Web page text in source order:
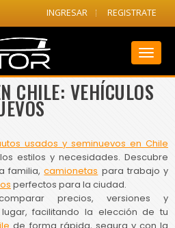
INGRESAR REGISTRATE
CHILE: VEHÍCULOS
usados y seminuevos en Chile
estilos y necesidades. Descubre
familia,camionetas para trabajo y
perfectos para la ciudad.
precios, versiones y
facilitando la elección de tu
de forma rápida, segura y con la